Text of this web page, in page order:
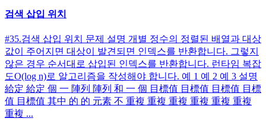
검색 삽입 위치
#35.검색 삽입 위치 문제 설명 개별 정수의 정렬된 배열과 대상
값이 주어지면 대상이 발견되면 인덱스를 반환합니다. 그렇지
않은 경우 순서대로 삽입된 인덱스를 반환합니다. 런타임 복잡
도O(log n)로 알고리즘을 작성해야 합니다. 예 1 예 2 예 3 설명
給定 給定 個 一 陣列 陣列 和 一 個 目標值 目標值 目標值 目標
值 目標值 其中 的 的 元素 不 重複 重複 重複 重複 重複 重複
重複 ...